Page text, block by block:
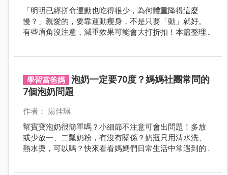
「明明已經拼命運動也吃得很少，為何體重降得這麼
慢？」親愛的，要靠運動瘦身，不是只要「動」就好。
有些眉角沒注意，減重效果可能會大打折扣！本篇整理
學習當爸媽
泡奶一定要70度？媽媽社團常問的
7個泡奶問題
作者： 湯佳珮
幫寶寶泡奶很簡單嗎？小細節不注意可會出問題！多放
或少放一、二瓢奶粉，有沒有關係？奶瓶只用清水洗、
熱水燙，可以嗎？快來看看媽媽們日常生活中常遇到的7